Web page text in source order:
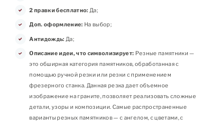
2 правки бесплатно: Да;
Доп. оформление: На выбор;
Антидождь: Да;
Описание идеи, что символизирует: Резные памятники —
это обширная категория памятников, обработанная с
помощью ручной резки или резки с применением
фрезерного станка. Данная резка дает объемное
изображение на граните, позволяет реализовать сложные
детали, узоры и композиции. Самые распространенные
варианты резных памятников — с ангелом, с цветами, с